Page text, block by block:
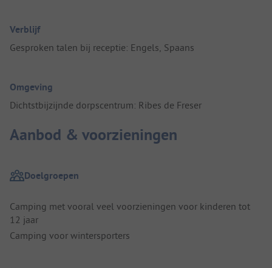
Verblijf
Gesproken talen bij receptie: Engels, Spaans
Omgeving
Dichtstbijzijnde dorpscentrum: Ribes de Freser
Aanbod & voorzieningen
Doelgroepen
Camping met vooral veel voorzieningen voor kinderen tot
12 jaar
Camping voor wintersporters